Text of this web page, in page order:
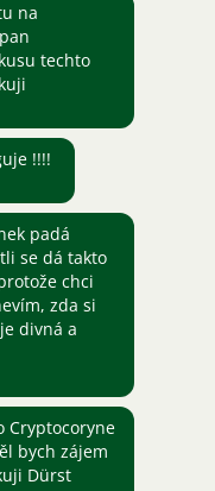
na
techto
!!!!
padá
se dá takto
chci
zda si
divná a
Cryptocoryne
bych zájem
Dürst